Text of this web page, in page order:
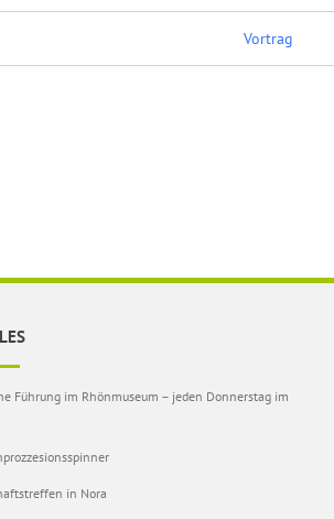
Vortrag
Führung im Rhönmuseum – jeden Donnerstag im
in Nora